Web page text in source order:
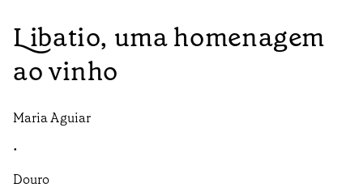
Libatio, uma homenagem
ao vinho
Maria Aguiar
•
Douro